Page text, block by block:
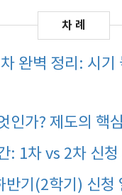
완벽 정리: 시
인가? 제도의 핵
: 1차 vs 2차 신청
기(2학기) 신청